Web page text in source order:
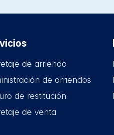
de arriendo
de arriendos
de restitución
de venta